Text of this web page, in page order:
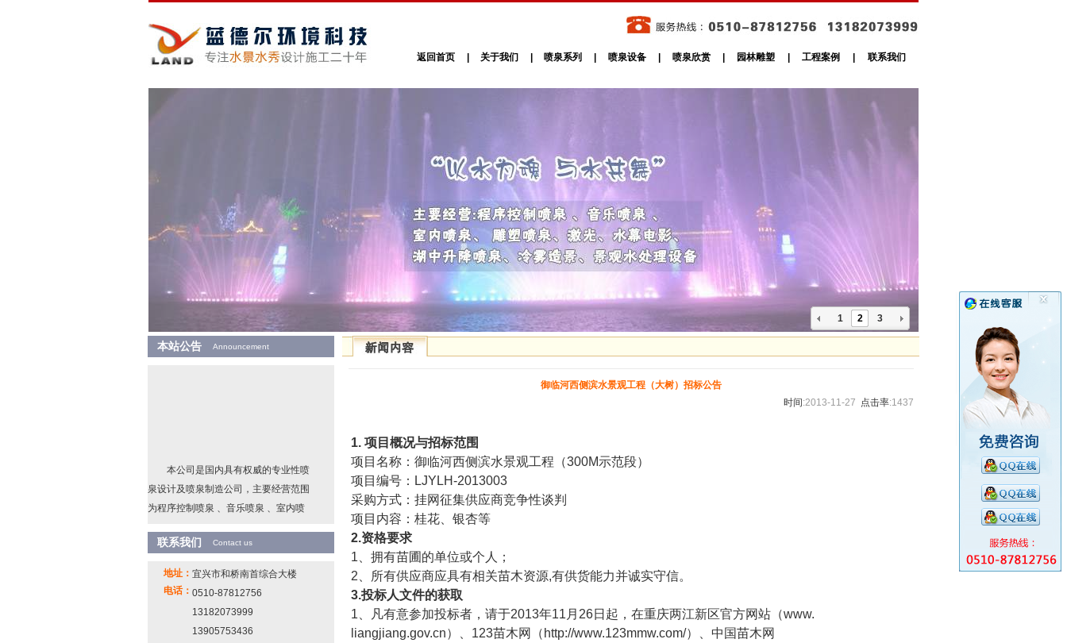
返回首页 关于我们 喷泉系列 喷泉设备 喷泉欣赏 园林雕塑 工程案例 联系我们
本站公告 Announcement
本公司是国内具有权威的专业性喷
泉设计及喷泉制造公司，主要经营范围
为程序控制喷泉 、音乐喷泉 、室内喷
降喷泉、冷雾造景、景观水处理设备
安装其他特殊种类的喷泉工程。
联系我们 Contact us
地址： 宜兴市和桥南首综合大楼
电话： 0510-87812756
13182073999
13905753436
御临河西侧滨水景观工程（大树）招标公告
时间 :2013-11-27 点击率:1437
1. 项目概况与招标范围
项目名称：御临河西侧滨水景观工程（300M示范段）
项目编号：LJYLH-2013003
采购方式：挂网征集供应商竞争性谈判
项目内容：桂花、银杏等
2.资格要求
1、拥有苗圃的单位或个人；
2、所有供应商应具有相关苗木资源,有供货能力并诚实守信。
3.投标人文件的获取
1 、凡有意参加投标者，请于2013年11月26日起，在重庆两江新区官方网站（www.
liangjiang.gov.cn）、123苗木网（ http://www.123mmw.com/）、中国苗木网